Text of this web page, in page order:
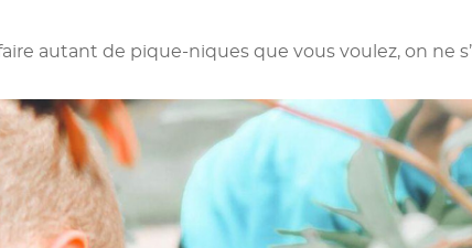
autant de pique-niques que vous voulez, on ne